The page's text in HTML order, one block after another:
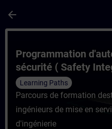
arrow_back
Course -
Programmation
sécurité ( Safety
Portal
Learning Paths
Parcours de formation
ingénieurs de mise en
d'ingénierie